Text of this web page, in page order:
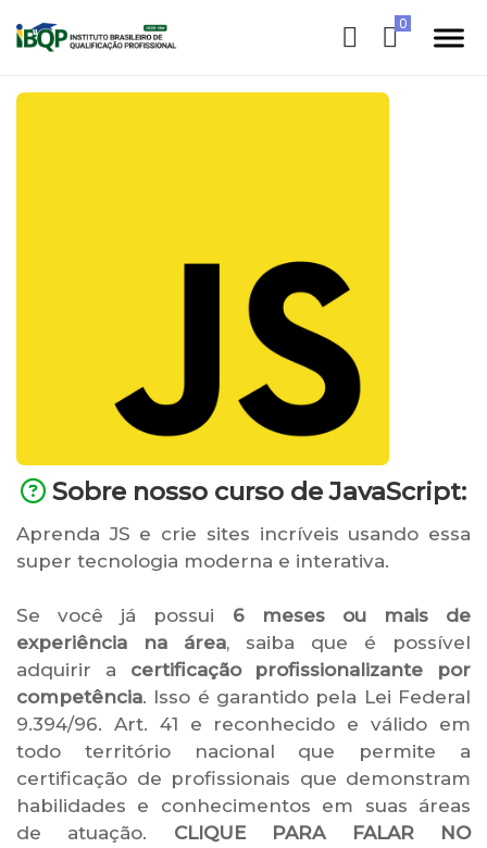
Sobre nosso curso de JavaScript:
Aprenda JS e crie sites incríveis usando essa
super tecnologia moderna e interativa.
Se você já possui 6 meses ou mais de
experiência na área, saiba que é possível
adquirir a certificação profissionalizante por
competência. Isso é garantido pela Lei Federal
9.394/96. Art. 41 e reconhecido e válido em
todo território nacional que permite a
certificação de profissionais que demonstram
habilidades e conhecimentos em suas áreas
de atuação. CLIQUE PARA FALAR NO